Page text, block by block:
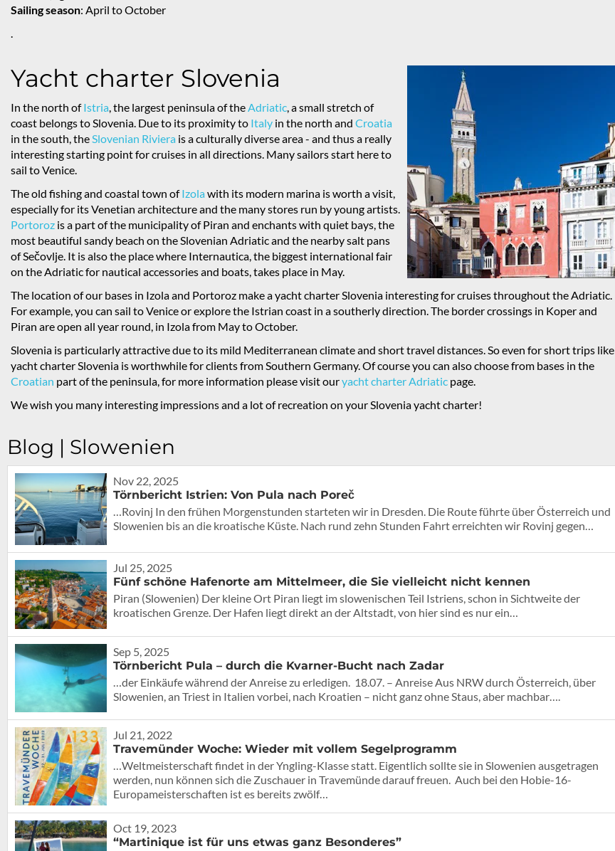
Sailing season: April to October
.
Yacht charter Slovenia
In the north ofIstria, the largest peninsula of theAdriatic, a small stretch of
coast belongs to Slovenia. Due to its proximity to Italy in the north and Croatia
in the south, theSlovenian Riviera is a culturally diverse area - and thus a really
interesting starting point for cruises in all directions. Many sailors start here to
sail to Venice.
The old fishing and coastal town ofIzolawith its modern marina is worth a visit,
especially for its Venetian architecture and the many stores run by young artists.
Portoroz is a part of the municipality of Piran and enchants with quiet bays, the
most beautiful sandy beach on the Slovenian Adriatic and the nearby salt pans
of Sečovlje. It is also the place where Internautica, the biggest international fair
on the Adriatic for nautical accessories and boats, takes place in May.
The location of our bases in Izola and Portoroz make a yacht charter Slovenia interesting for cruises throughout the Adriatic.
For example, you can sail to Venice or explore the Istrian coast in a southerly direction. The border crossings in Koper and
Piran are open all year round, in Izola from May to October.
Slovenia is particularly attractive due to its mild Mediterranean climate and short travel distances. So even for short trips like
yacht charter Slovenia is worthwhile for clients from Southern Germany. Of course you can also choose from bases in the
Croatian part of the peninsula, for more information please visit ouryacht charter Adriatic page.
We wish you many interesting impressions and a lot of recreation on your Slovenia yacht charter!
Blog | Slowenien
Nov 22, 2025
Törnbericht Istrien: Von Pula nach Poreč
…Rovinj In den frühen Morgenstunden starteten wir in Dresden. Die Route führte über Österreich und
Slowenien bis an die kroatische Küste. Nach rund zehn Stunden Fahrt erreichten wir Rovinj gegen…
Jul 25, 2025
Fünf schöne Hafenorte am Mittelmeer, die Sie vielleicht nicht kennen
Piran (Slowenien) Der kleine Ort Piran liegt im slowenischen Teil Istriens, schon in Sichtweite der
kroatischen Grenze. Der Hafen liegt direkt an der Altstadt, von hier sind es nur ein…
Sep 5, 2025
Törnbericht Pula – durch die Kvarner-Bucht nach Zadar
…der Einkäufe während der Anreise zu erledigen. 18.07. – Anreise Aus NRW durch Österreich, über
Slowenien, an Triest in Italien vorbei, nach Kroatien – nicht ganz ohne Staus, aber machbar….
Jul 21, 2022
Travemünder Woche: Wieder mit vollem Segelprogramm
…Weltmeisterschaft findet in der Yngling-Klasse statt. Eigentlich sollte sie in Slowenien ausgetragen
werden, nun können sich die Zuschauer in Travemünde darauf freuen. Auch bei den Hobie-16-
Europameisterschaften ist es bereits zwölf…
Oct 19, 2023
“Martinique ist für uns etwas ganz Besonderes”